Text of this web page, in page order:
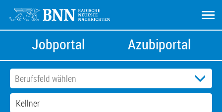
Jobportal Azubiportal